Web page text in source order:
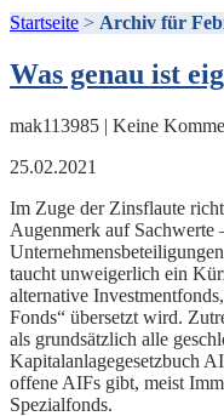
Startseite > Archiv für
Was genau ist
mak113985 | Keine
25.02.2021
Im Zuge der Zinsflaute
Augenmerk auf Sachwerte
taucht unweigerlich ein
alternative
Fonds“ übersetzt wird.
als grundsätzlich alle
Kapitalanlagegesetzbuch
offene AIFs gibt, meist
Spezialfonds.